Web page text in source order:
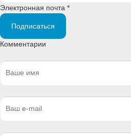
Электронная почта *
Подписаться
Комментарии